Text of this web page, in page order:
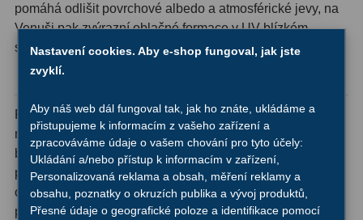
Ostatní1
Paralaktické EQ19
Fotografické montáže5
Stativy a pilíře3
pomáhá odlišit povrchové albedo a atmosférické jevy, na
Venuši pak zvýrazní oblačné formace v UV-blízkém
spektru.
Konstrukce a technické parametry
Rámeček filtru je vyroben z hliníku - odolného a lehkého
materiálu, který zaručuje mechanickou stabilitu při
běžném provozu. Optický element nese vícevrstvé
pokovení (multicoating), které minimalizuje nežádoucí
odrazy a zajišťuje maximální přenos světla v
požadovaném spektrálním pásmu. Filtr se šroubuje do
Nastavení cookies. Aby e-shop fungoval, jak jste
zvyklí.
Aby náš web dál fungoval tak, jak ho znáte, ukládáme a
přistupujeme k informacím z vašeho zařízení a
zpracováváme údaje o vašem chování pro tyto účely:
Ukládání a/nebo přístup k informacím v zařízení,
Personalizovaná reklama a obsah, měření reklamy a
obsahu, poznatky o okruzích publika a vývoj produktů,
Přesné údaje o geografické poloze a identifikace pomocí